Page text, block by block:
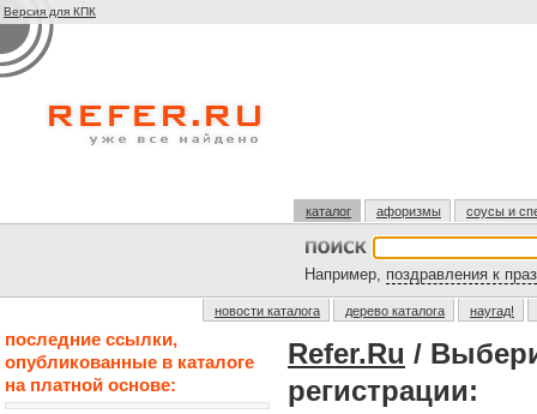
Версия для КПК
каталог афоризмы соусы и
Например, поздравления к
новости каталога дерево каталога наугад!
последние ссылки,
опубликованные в каталоге
на платной основе:
Refer.Ru /
регистрации: